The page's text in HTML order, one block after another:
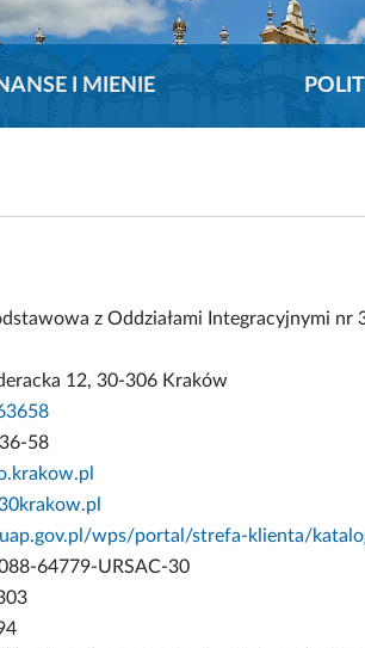
I MIENIE
z Oddziałami Integracyjnymi nr
12, 30-306 Kraków
58
wps/portal/strefa-klienta/
64779-URSAC-30